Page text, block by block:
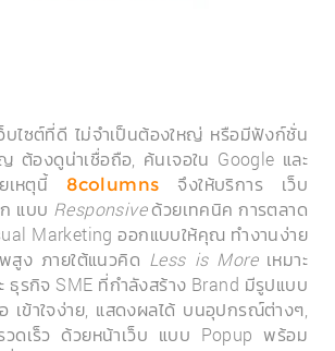
ว็บไซต์ที่ดี ไม่จำเป็นต้องใหญ่ หรือมีฟังก์ชั่น
ต้องดูน่าเชื่อถือ, ค้นเจอใน Google และ
เหตุนี้
8columns
จึงให้บริการ เว็บ
แบบ Responsiveด้วยเทคนิค การตลาด
Marketing ออกแบบให้คุณ ทำงานง่าย
สูง ภายใต้แนวคิด Less is Moreเหมาะ
ธุรกิจ SME ที่กำลังสร้าง Brand มีรูปแบบ
เข้าใจง่าย, แสดงผลได้ บนอุปกรณ์ต่างๆ,
ดเร็ว ด้วยหน้าเว็บ แบบ Popup พร้อม